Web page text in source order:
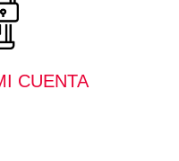
CUENTA